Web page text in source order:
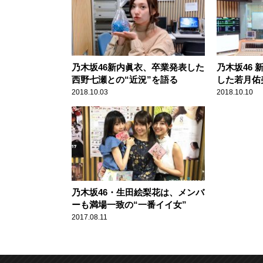
乃木坂46新内眞衣、卒業発表した
西野七瀬との“近況”を語る
2018.10.03
乃木坂46
した若月
て良かった
2018.10.10
乃木坂46・生田絵梨花は、メンバ
ーも満場一致の“一番イイ女”
2017.08.11